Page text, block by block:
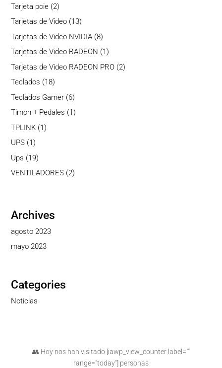
Tarjeta pcie 22
productos
Tarjetas de Video 1313
productos
Tarjetas de Video NVIDIA 88
productos
Tarjetas de Video RADEON 1 1
producto
Tarjetas de Video RADEON PRO 22
Teclados 1818
productos
Teclados Gamer 66
productos
Timon + Pedales 1 1
TPLINK 11
UPS 1 1
producto
Ups 1919
productos
VENTILADORES 22
Archives
agosto 2023
mayo 2023
Categories
Noticias
👥 Hoy nos han visitado [iawp_view_counter label=""
range="today"] personas